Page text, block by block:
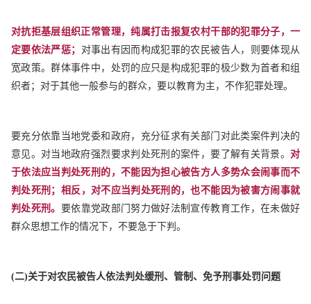
对抗拒基层组织正常管理，纯属打击报复农村干部的犯罪分子，一
定要依法严惩；
对事出有因而构成犯罪的农民被告人，则要体现从
宽政策。群体事件中，处罚的应只是构成犯罪的极少数为首者和组
织者；对于其他一般参与的群众，要以教育为主，不作犯罪处理。
要充分依靠当地党委和政府，充分征求有关部门对此类案件判决的
意见。对当地政府强烈要求判处死刑的案件，要了解有关背景。 对
于依法应当判处死刑的，不能因为担心被告方人多势众会闹事而不
判处死刑；相反，对不应当判处死刑的，也不能因为被害方闹事就
判处死刑。 要依靠党政部门努力做好法制宣传教育工作，在未做好
群众思想工作的情况下，不要急于下判。
(二)关于对农民被告人依法判处缓刑、管制、免予刑事处罚问题